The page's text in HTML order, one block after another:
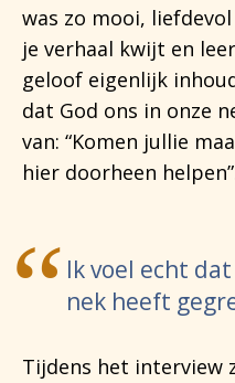
was zo mooi,
je verhaal kwijt en
geloof eigenlijk
dat God ons in onze
van: “Komen jullie
hier doorheen
Ik voel echt
nek heeft
Tijdens het interview